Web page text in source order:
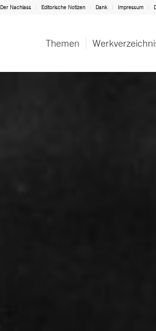
Der Nachlass Editorische Notizen Dank Impressum
Themen